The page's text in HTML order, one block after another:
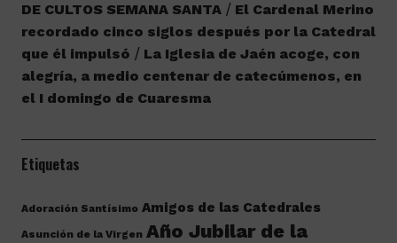
DE CULTOS SEMANA SANTA
El Cardenal Merino
recordado cinco siglos después por la Catedral
que él impulsó
La Iglesia de Jaén acoge, con
alegría, a medio centenar de catecúmenos, en
el I domingo de Cuaresma
Etiquetas
Adoración Santísimo Amigos de las Catedrales
Asunción de la Virgen Año Jubilar de la